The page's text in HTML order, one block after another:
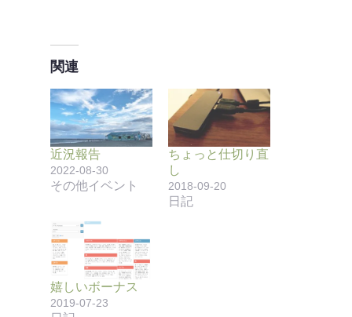
関連
近況報告
2022-08-30
その他イベント
ちょっと仕切り直
し
2018-09-20
日記
嬉しいボーナス
2019-07-23